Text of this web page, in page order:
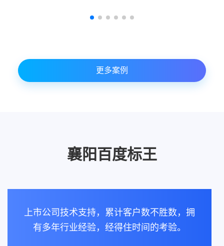
更多案例
襄阳百度标王
上市公司技术支持，累计客户数不胜数，拥
有多年行业经验，经得住时间的考验。